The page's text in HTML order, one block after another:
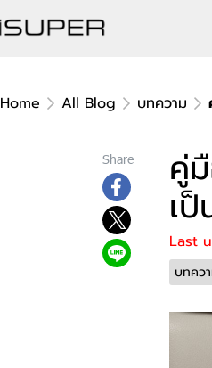
Home All Blog บทความ
Share คู่
เ
Last
บทคว